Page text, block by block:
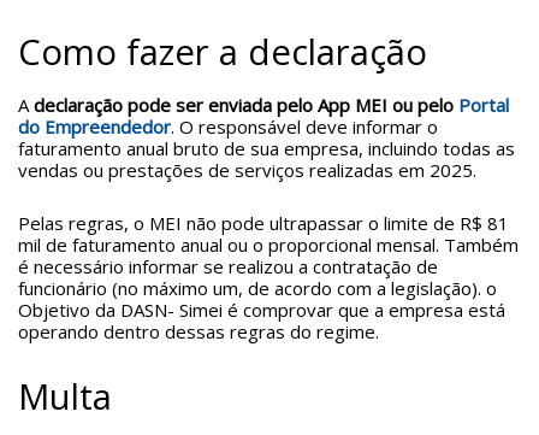
Como fazer a declaração
A declaração pode ser enviada pelo App MEI ou pelo Portal
do Empreendedor. O responsável deve informar o
faturamento anual bruto de sua empresa, incluindo todas as
vendas ou prestações de serviços realizadas em 2025.
Pelas regras, o MEI não pode ultrapassar o limite de R$ 81
mil de faturamento anual ou o proporcional mensal. Também
é necessário informar se realizou a contratação de
funcionário (no máximo um, de acordo com a legislação). o
Objetivo da DASN- Simei é comprovar que a empresa está
operando dentro dessas regras do regime.
Multa